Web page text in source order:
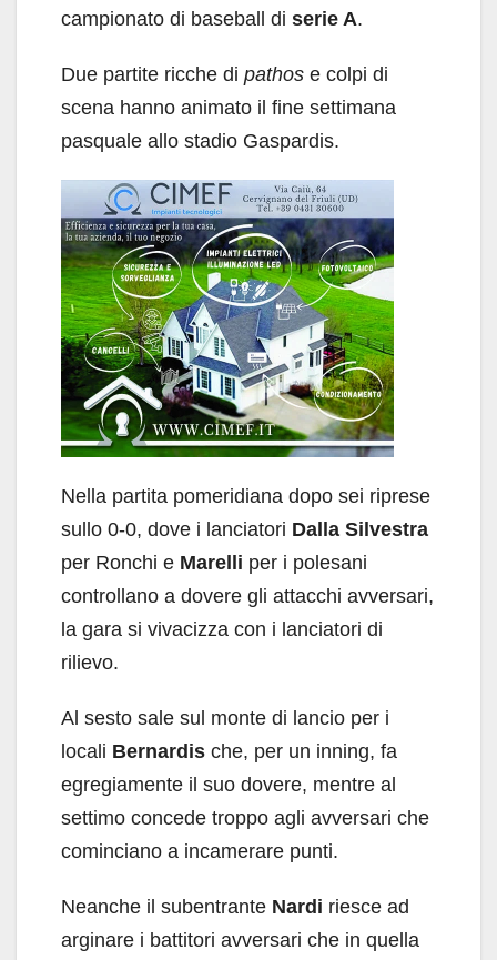
campionato di baseball di serie A.
Due partite ricche di pathos e colpi di
scena hanno animato il fine settimana
pasquale allo stadio Gaspardis.
Nella partita pomeridiana dopo sei riprese
sullo 0-0, dove i lanciatori Dalla Silvestra
per Ronchi e Marelli per i polesani
controllano a dovere gli attacchi avversari,
la gara si vivacizza con i lanciatori di
rilievo.
Al sesto sale sul monte di lancio per i
locali Bernardis che, per un inning, fa
egregiamente il suo dovere, mentre al
settimo concede troppo agli avversari che
cominciano a incamerare punti.
Neanche il subentrante Nardi riesce ad
arginare i battitori avversari che in quella